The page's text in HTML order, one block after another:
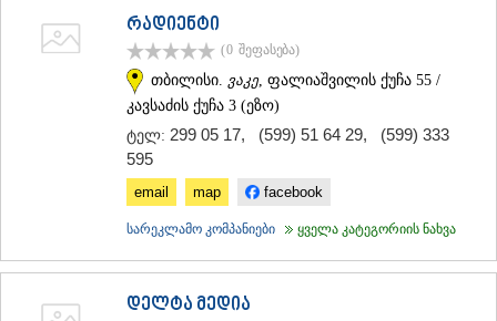
რადიენტი
(0 შეფასება)
თბილისი. ვაკე , ფალიაშვილის ქუჩა 55 /
კავსაძის ქუჩა 3 (ეზო)
ტელ: 299 05 17, (599) 51 64 29, (599) 333
595
email map facebook
სარეკლამო კომპანიები ყველა კატეგორიის ნახვა
დელტა მედია